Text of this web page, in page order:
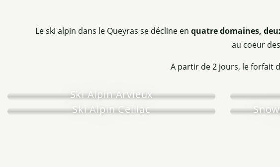
Le ski alpin dans le Queyras se décline en quatre domaines,
au coeur
A partir de 2 jours, le forfait
Ski Alpin Arvieux
Ski Alpin Ceillac